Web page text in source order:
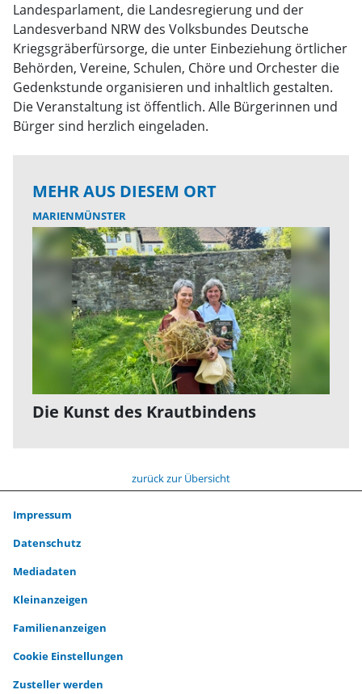
Landesparlament, die Landesregierung und der
Landesverband NRW des Volksbundes Deutsche
Kriegsgräberfürsorge, die unter Einbeziehung örtlicher
Behörden, Vereine, Schulen, Chöre und Orchester die
Gedenkstunde organisieren und inhaltlich gestalten.
Die Veranstaltung ist öffentlich. Alle Bürgerinnen und
Bürger sind herzlich eingeladen.
MEHR AUS DIESEM ORT
MARIENMÜNSTER
Die Kunst des Krautbindens
zurück zur Übersicht
Impressum
Datenschutz
Mediadaten
Kleinanzeigen
Familienanzeigen
Cookie Einstellungen
Zusteller werden